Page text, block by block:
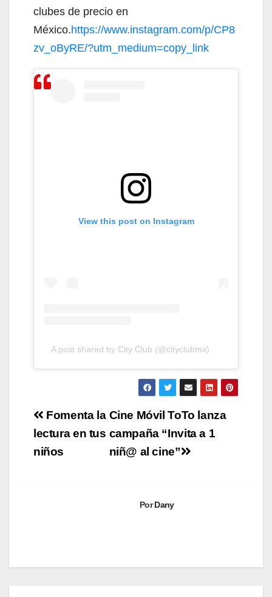
clubes de precio en
México.https://www.instagram.com/p/CP8
zv_oByRE/?utm_medium=copy_link
View this post on Instagram
A post shared by City Club (@cityclubmx)
Navegación
de
entradas
Cine Móvil ToTo lanza
campaña “Invita a 1
niñ@ al cine”
Fomenta la
lectura en tus
niños
PorDany